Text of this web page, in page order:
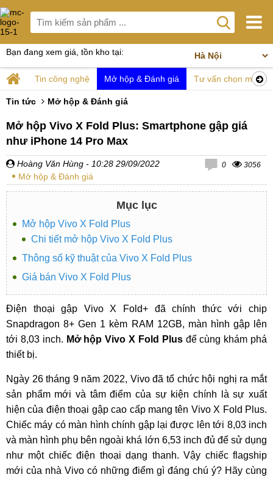
Bạn đang xem giá, tồn kho tại:
Tin công nghệ Mở hộp & Đánh giá Tư vấn chọn mua
Tin tức Mở hộp & Đánh giá
Mở hộp Vivo X Fold Plus: Smartphone gập giá
như iPhone 14 Pro Max
Hoàng Văn Hùng - 10:28 29/09/2022
Mở hộp & Đánh giá
0 3056
Mục lục
Mở hộp Vivo X Fold Plus
Chi tiết mở hộp Vivo X Fold Plus
Thông số kỹ thuật của Vivo X Fold Plus
Giá bán Vivo X Fold Plus
Điện thoại gập Vivo X Fold+ đã chính thức với chip
Snapdragon 8+ Gen 1 kèm RAM 12GB, màn hình gập lên
tới 8,03 inch. Mở hộp Vivo X Fold Plusđể cùng khám phá
thiết bị.
Ngày 26 tháng 9 năm 2022, Vivo đã tổ chức hội nghị ra mắt
sản phẩm mới và tâm điểm của sự kiện chính là sự xuất
hiện của điện thoại gập cao cấp mang tên Vivo X Fold Plus.
Chiếc máy có màn hình chính gập lại được lên tới 8,03 inch
và màn hình phụ bên ngoài khá lớn 6,53 inch đủ để sử dụng
như một chiếc điện thoại dạng thanh. Vậy chiếc flagship
mới của nhà Vivo có những điểm gì đáng chú ý? Hãy cùng